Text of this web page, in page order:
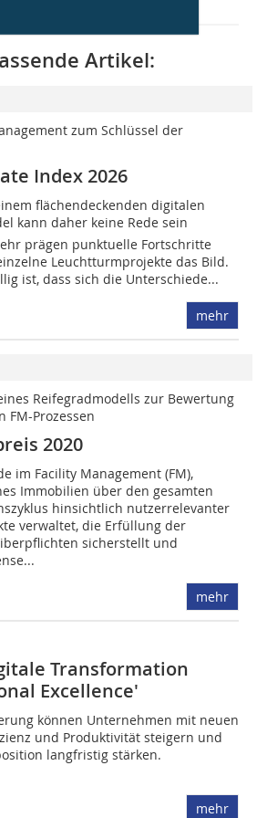
Artikel:
zum Schlüssel der
Index 2026
flächendeckenden digitalen
kann daher keine Rede sein 
prägen punktuelle Fortschritte
Leuchtturmprojekte das Bild.
ist, dass sich die Unterschiede...
mehr
Reifegradmodells zur Bewertung
FM-Prozessen
2020
im Facility Management (FM),
Immobilien über den gesamten
hinsichtlich nutzerrelevanter
verwaltet, die Erfüllung der
sicherstellt und
mehr
Transformation
Excellence'
können Unternehmen mit neuen
und Produktivität steigern und
langfristig stärken.
mehr